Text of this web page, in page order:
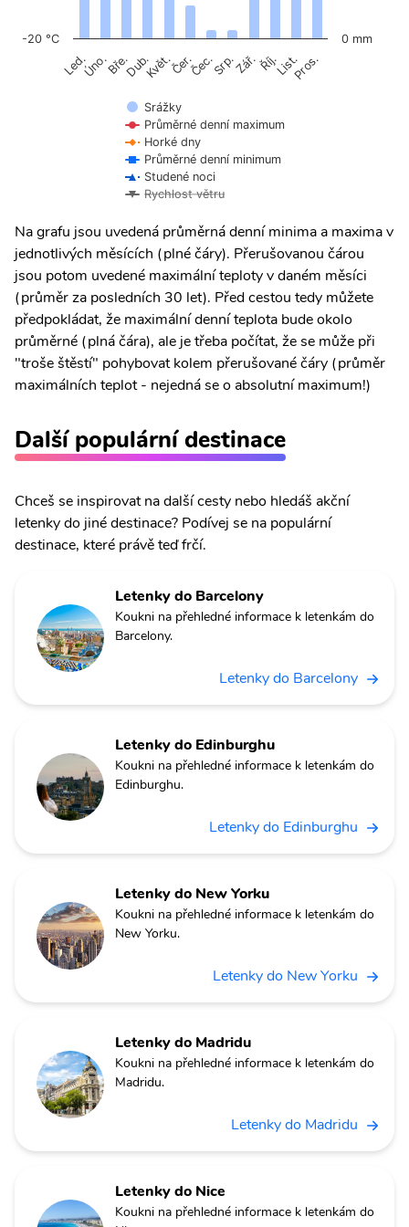
Srážky
Průměrné denní maximum
Horké dny
Průměrné denní minimum
Studené noci
Rychlost větru
Led.Úno.Bře.Dub.Květ.Čer.Čec.Srp.Zář.Říj.List.Pros.
-20 °C 0 mm
Na grafu jsou uvedená průměrná denní minima a maxima v
jednotlivých měsících (plné čáry). Přerušovanou čárou
jsou potom uvedené maximální teploty v daném měsíci
(průměr za posledních 30 let). Před cestou tedy můžete
předpokládat, že maximální denní teplota bude okolo
průměrné (plná čára), ale je třeba počítat, že se může při
"troše štěstí" pohybovat kolem přerušované čáry (průměr
maximálních teplot - nejedná se o absolutní maximum!)
Další populární destinace
Chceš se inspirovat na další cesty nebo hledáš akční
letenky do jiné destinace? Podívej se na populární
destinace, které právě teď frčí.
Letenky do Barcelony
Koukni na přehledné informace k letenkám do
Barcelony.
Letenky do Barcelony
Letenky do Edinburghu
Koukni na přehledné informace k letenkám do
Edinburghu.
Letenky do Edinburghu
Letenky do New Yorku
Koukni na přehledné informace k letenkám do
New Yorku.
Letenky do New Yorku
Letenky do Madridu
Koukni na přehledné informace k letenkám do
Madridu.
Letenky do Madridu
Letenky do Nice
Koukni na přehledné informace k letenkám do